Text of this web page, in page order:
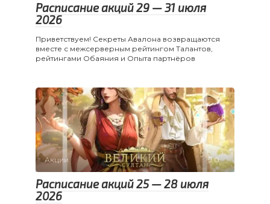
Расписание акций 29 — 31 июля
2026
Приветствуем! Секреты Авалона возвращаются
вместе с межсерверным рейтингом Талантов,
рейтингами Обаяния и Опыта партнёров
Акции 0
Расписание акций 25 — 28 июля
2026